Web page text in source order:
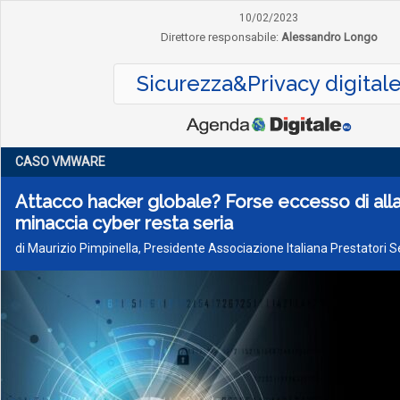
10/02/2023
Direttore responsabile: Alessandro Longo
Sicurezza&Privacy
CASO VMWARE
Attacco hacker globale? Forse eccesso di
minaccia cyber resta seria
di Maurizio Pimpinella, Presidente Associazione Italiana Prestatori